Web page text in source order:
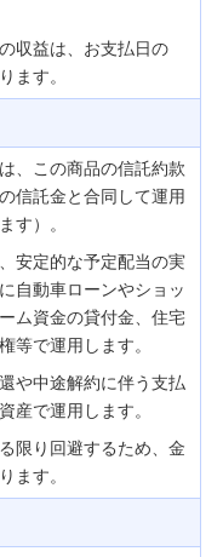
収益は、お支払日の
ます。
、この商品の信託約款
信託金と合同して運用
す）。
安定的な予定配当の実
自動車ローンやショッ
ム資金の貸付金、住宅
等で運用します。
や中途解約に伴う支払
産で運用します。
限り回避するため、金
ます。